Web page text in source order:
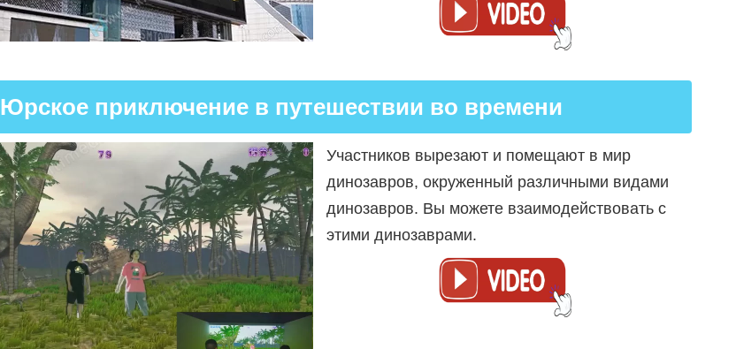
Юрское приключение в путешествии во времени
Участников вырезают и помещают в мир
динозавров, окруженный различными видами
динозавров. Вы можете взаимодействовать с
этими динозаврами.